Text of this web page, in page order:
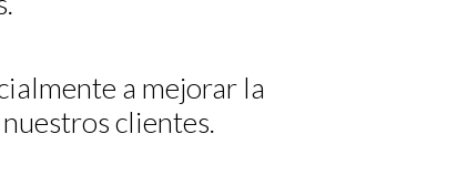
a mejorar la
clientes.